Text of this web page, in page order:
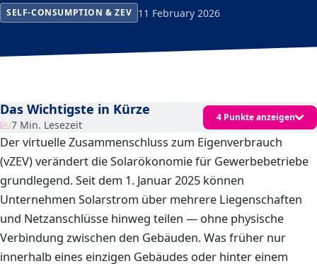
SELF-CONSUMPTION & ZEV 11 February 2026
Das Wichtigste in Kürze
7 Min. Lesezeit
4 Punkte anzeigen
Der virtuelle Zusammenschluss zum Eigenverbrauch
(vZEV) verändert die Solarökonomie für Gewerbebetriebe
grundlegend. Seit dem 1. Januar 2025 können
Unternehmen Solarstrom über mehrere Liegenschaften
und Netzanschlüsse hinweg teilen — ohne physische
Verbindung zwischen den Gebäuden. Was früher nur
innerhalb eines einzigen Gebäudes oder hinter einem